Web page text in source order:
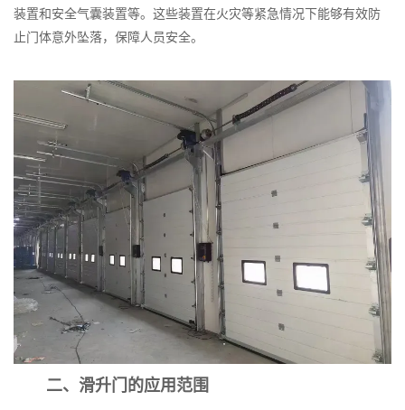
装置和安全气囊装置等。这些装置在火灾等紧急情况下能够有效防
止门体意外坠落，保障人员安全。
二、滑升门的应用范围